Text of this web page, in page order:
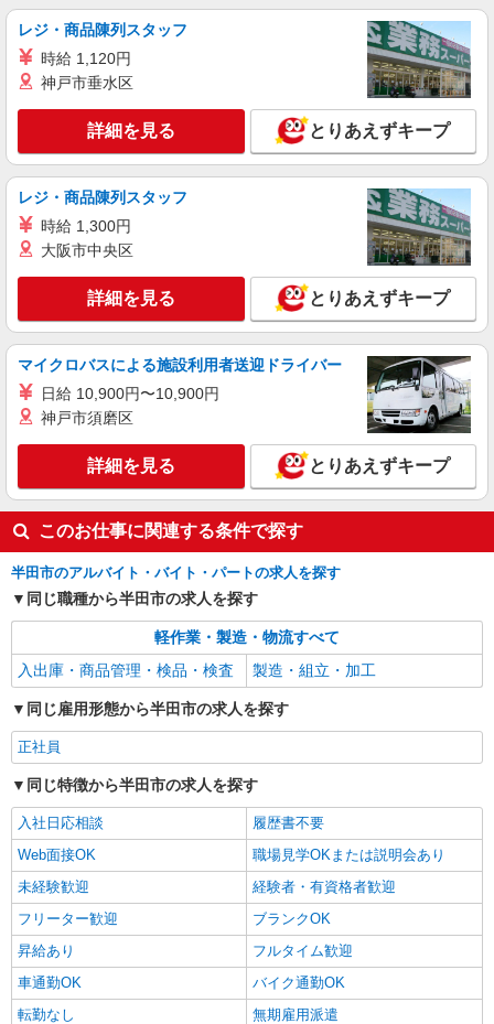
フォークリフト部品の旋盤加工/日払いOK
時給1,520円 交通費：既定支給
詳細を見る
派遣社員
株式会社綜合キャリアオプション（1314VJ0805G50★42-S-T3）
電力設備の設計・施工管理サポート/日払いOK
時給2,030円 交通費：既定支給
キープ 詳細を見る
レジ・商品陳列スタッフ
時給 1,120円
神戸市垂水区
詳細を見る とりあえずキープ
レジ・商品陳列スタッフ
時給 1,300円
大阪市中央区
詳細を見る とりあえずキープ
マイクロバスによる施設利用者送迎ドライバー
日給 10,900円〜10,900円
神戸市須磨区
詳細を見る とりあえずキープ
このお仕事に関連する条件で探す
半田市のアルバイト・バイト・パートの求人を探す
同じ職種から半田市の求人を探す
軽作業・製造・物流すべて
入出庫・商品管理・検品・検査
製造・組立・加工
同じ雇用形態から半田市の求人を探す
正社員
同じ特徴から半田市の求人を探す
入社日応相談
履歴書不要
Web面接OK
職場見学OKまたは説明会あり
未経験歓迎
経験者・有資格者歓迎
フリーター歓迎
ブランクOK
昇給あり
フルタイム歓迎
車通勤OK
バイク通勤OK
転勤なし
無期雇用派遣